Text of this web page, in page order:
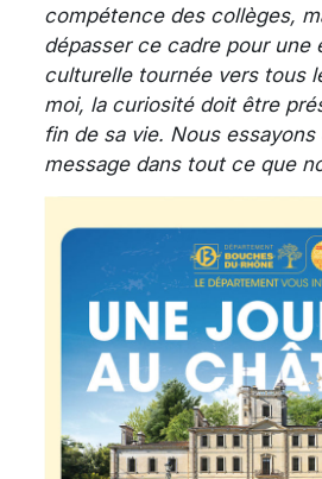
compétence des collèges,
dépasser ce cadre pour une
culturelle tournée vers tous
moi, la curiosité doit être
fin de sa vie. Nous
message dans tout ce que